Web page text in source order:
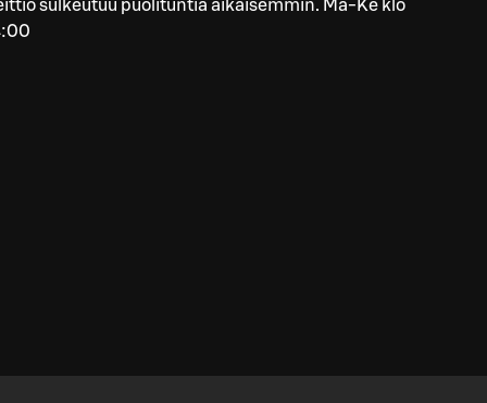
sulkeutuu puolituntia aikaisemmin. Ma-Ke klo